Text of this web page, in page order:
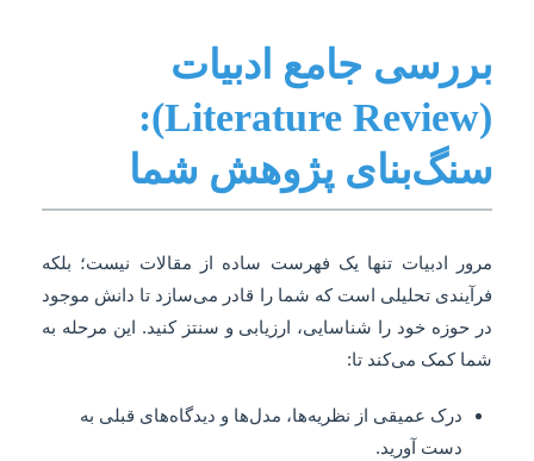
بررسی جامع ادبیات
(Literature Review):
سنگ‌بنای پژوهش شما
مرور ادبیات تنها یک فهرست ساده از مقالات نیست؛ بلکه
فرآیندی تحلیلی است که شما را قادر می‌سازد تا دانش موجود
در حوزه خود را شناسایی، ارزیابی و سنتز کنید. این مرحله به
شما کمک می‌کند تا:
درک عمیقی از نظریه‌ها، مدل‌ها و دیدگاه‌های قبلی به
دست آورید.